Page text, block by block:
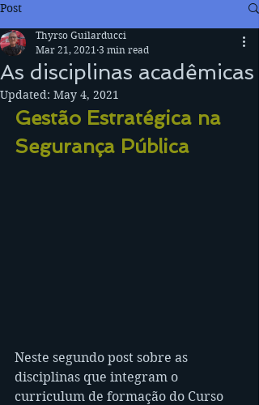
Post
As disciplinas acadêmicas
Thyrso Guilarducci
Mar 21, 2021 3 min read
Updated: May 4, 2021
Gestão Estratégica na
Segurança Pública
Neste segundo post sobre as
disciplinas que integram o
curriculum de formação do Curso